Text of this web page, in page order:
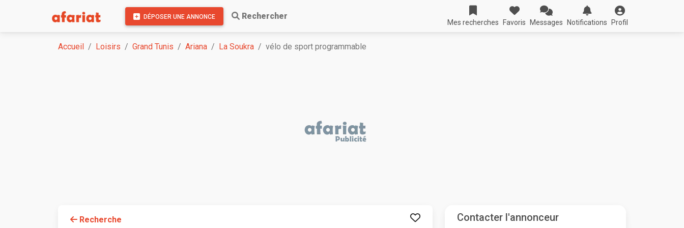
DÉPOSER UNE ANNONCE Rechercher
Mes recherches Favoris Messages Notifications Profil
Accueil Loisirs Grand Tunis Ariana La Soukra vélo de sport programmable
Recherche Contacter l'annonceur